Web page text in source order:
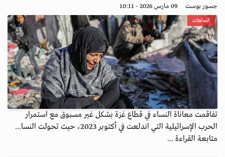
جسور بوست 09 مارس 2026 - 10:11
اتجاهات
تفاقمت معاناة النساء في قطاع غزة بشكل غير مسبوق مع استمرار
الحرب الإسرائيلية التي اندلعت في أكتوبر 2023، حيث تحولت النسا...
متابعة القراءة ...